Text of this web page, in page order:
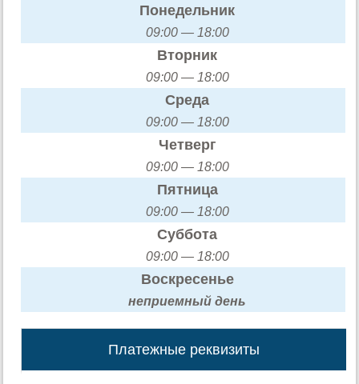
Понедельник
09:00 — 18:00
Вторник
09:00 — 18:00
Среда
09:00 — 18:00
Четверг
09:00 — 18:00
Пятница
09:00 — 18:00
Суббота
09:00 — 18:00
Воскресенье
неприемный день
Платежные реквизиты